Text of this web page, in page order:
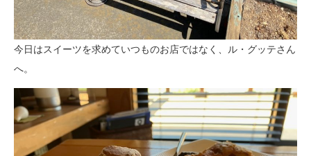
今日はスイーツを求めていつものお店ではなく、ル・グッテさん
へ。